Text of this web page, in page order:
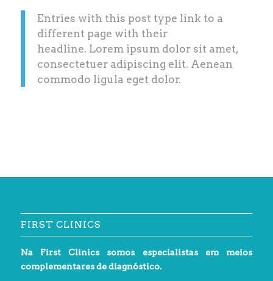
Entries with this post type link to a
different page with their
headline. Lorem ipsum dolor sit amet,
consectetuer adipiscing elit. Aenean
commodo ligula eget dolor.
FIRST CLINICS
Na First Clinics somos especialistas em meios
complementares de diagnóstico.